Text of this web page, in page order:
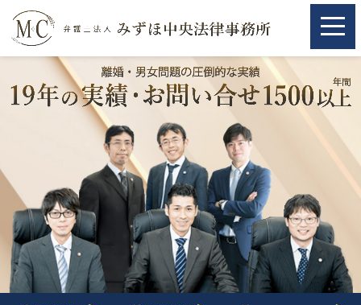
取扱分野
相続・遺言
離婚（夫婦間トラブル）
企業法務
労働問題（解雇，残業等）
取扱分野
相続・遺言
離婚（夫婦間トラブル）
企業法務
労働問題（解雇，残業等）